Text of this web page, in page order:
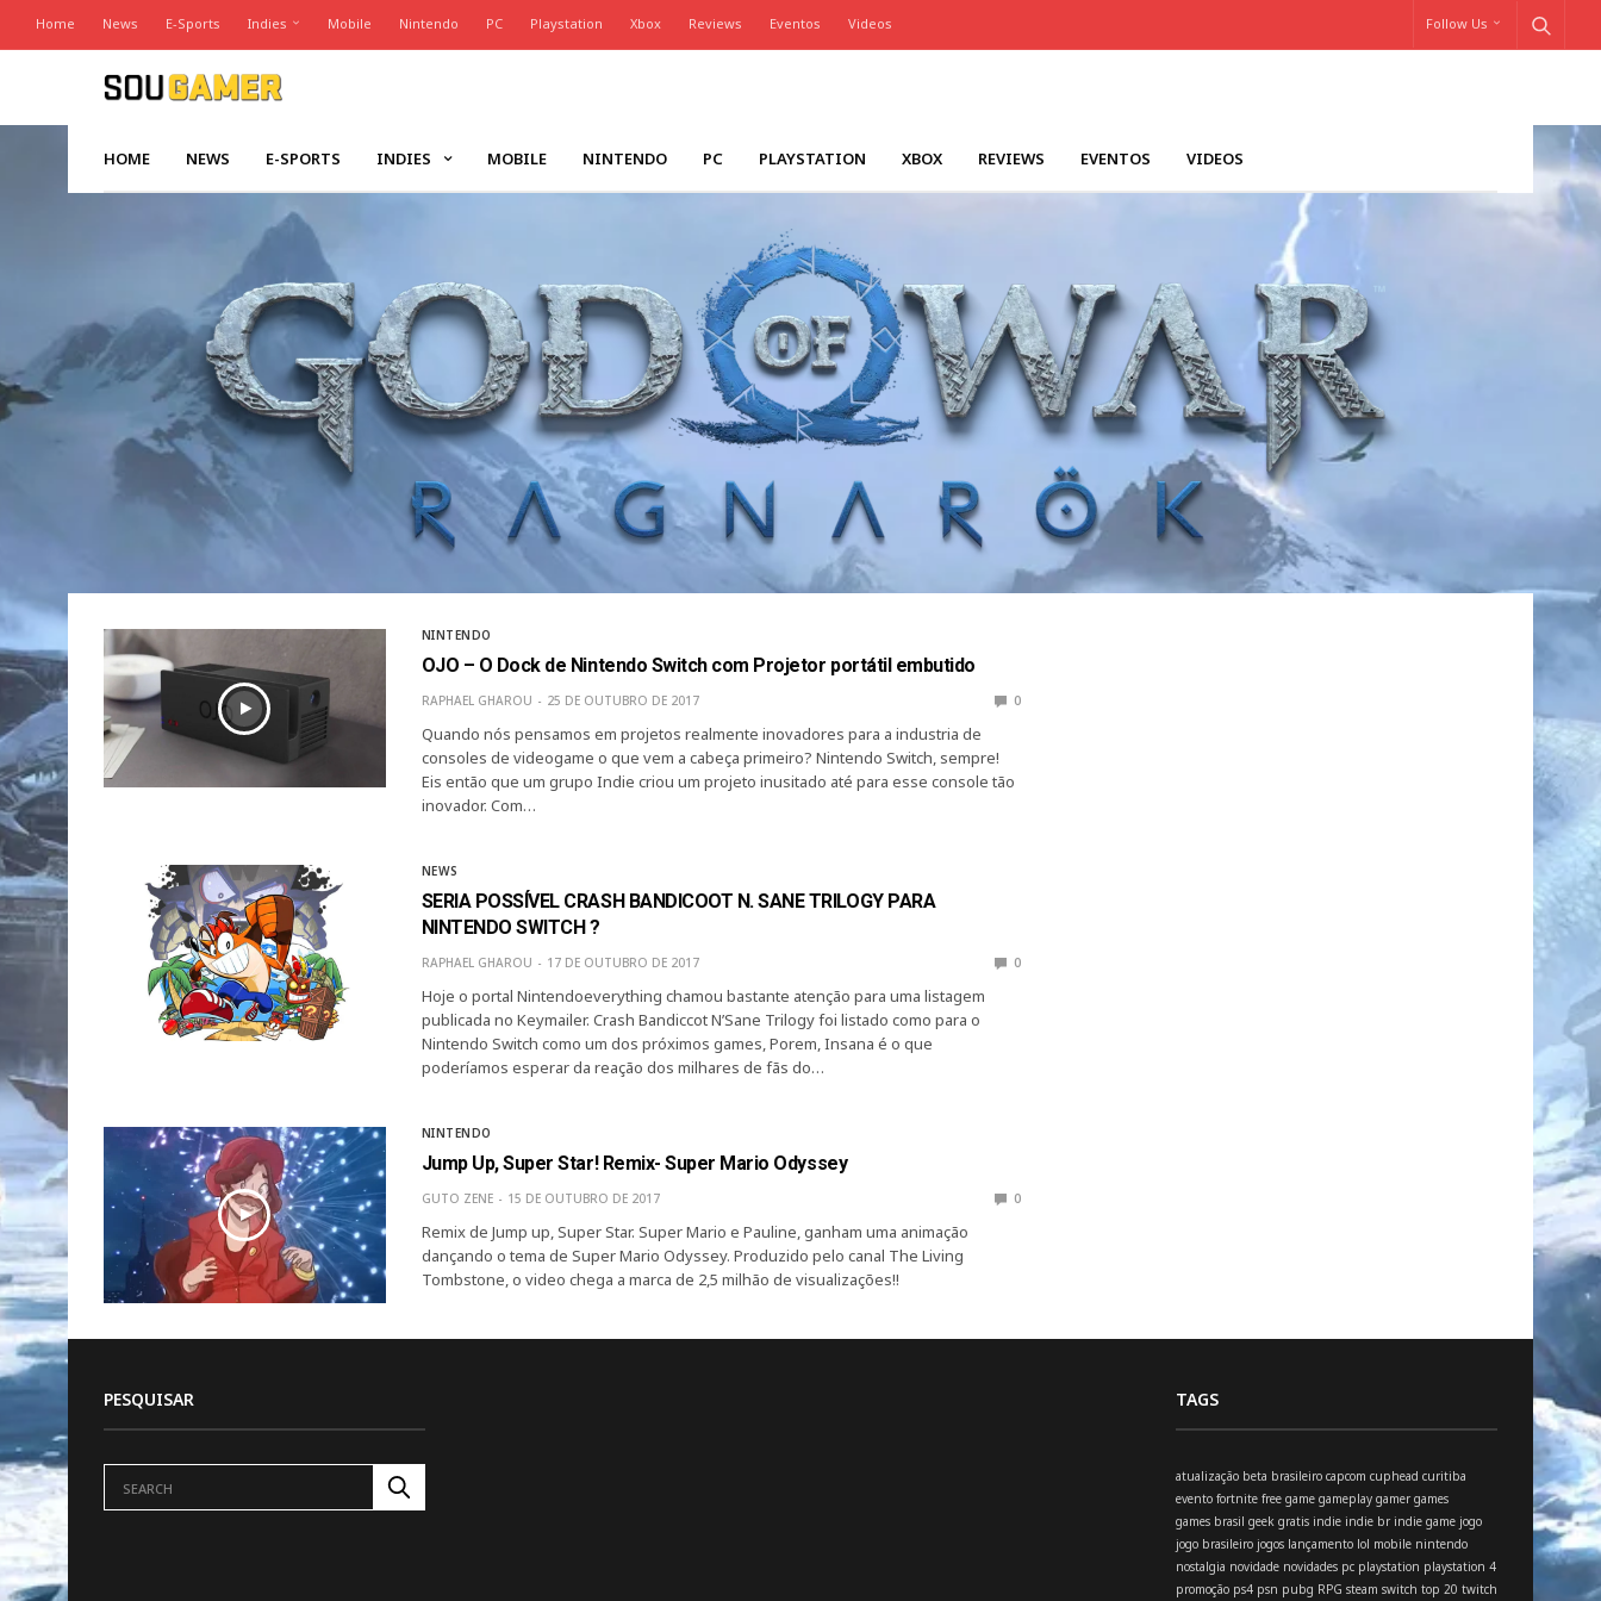
Home News E-Sports Indies Mobile Nintendo PC Playstation Xbox Reviews Eventos Videos Follow Us
HOME NEWS E-SPORTS INDIES MOBILE NINTENDO PC PLAYSTATION XBOX REVIEWS EVENTOS VIDEOS
NINTENDO
OJO – O Dock de Nintendo Switch com Projetor portátil embutido
RAPHAEL GHAROU 25 DE OUTUBRO DE 2017 0
Quando nós pensamos em projetos realmente inovadores para a industria de
consoles de videogame o que vem a cabeça primeiro? Nintendo Switch, sempre!
Eis então que um grupo Indie criou um projeto inusitado até para esse console tão
inovador. Com…
NEWS
SERIA POSSÍVEL CRASH BANDICOOT N. SANE TRILOGY PARA
NINTENDO SWITCH ?
RAPHAEL GHAROU 17 DE OUTUBRO DE 2017 0
Hoje o portal Nintendoeverything chamou bastante atenção para uma listagem
publicada no Keymailer. Crash Bandiccot N’Sane Trilogy foi listado como para o
Nintendo Switch como um dos próximos games, Porem, Insana é o que
poderíamos esperar da reação dos milhares de fãs do…
NINTENDO
Jump Up, Super Star! Remix- Super Mario Odyssey
GUTO ZENE 15 DE OUTUBRO DE 2017 0
Remix de Jump up, Super Star. Super Mario e Pauline, ganham uma animação
dançando o tema de Super Mario Odyssey. Produzido pelo canal The Living
Tombstone, o video chega a marca de 2,5 milhão de visualizações!!
PESQUISAR TAGS
atualização beta brasileiro capcom cuphead curitiba
evento fortnite free game gameplay gamer games
games brasil geek gratis indie indie br indie game jogo
jogo brasileiro jogos lançamento lol mobile nintendo
nostalgia novidade novidades pc playstation playstation 4
promoção ps4 psn pubg RPG steam switch top 20 twitch